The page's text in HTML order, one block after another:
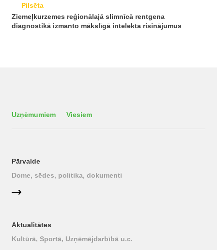
Pilsēta
Ziemeļkurzemes reģionālajā slimnīcā rentgena
diagnostikā izmanto mākslīgā intelekta risinājumus
Uzņēmumiem Viesiem
Pārvalde
Dome, sēdes, politika, dokumenti
Aktualitātes
Kultūrā, Sportā, Uzņēmējdarbībā u.c.